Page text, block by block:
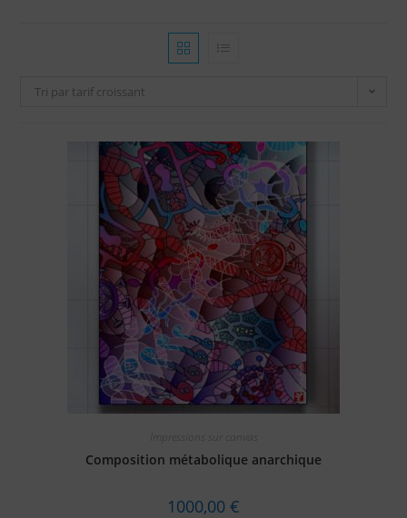
Tri par tarif croissant
Impressions sur canvas
Composition métabolique anarchique
1000,00 €